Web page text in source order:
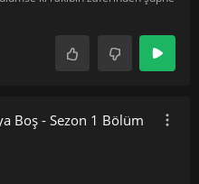
Boş - Sezon 1 Bölüm